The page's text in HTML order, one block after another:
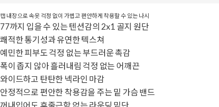
캡 내장으로 속옷 걱정 없이 가볍고 편안하게 착용할 수 있는 나시
77까지 입을 수 있는 텐션감의 2x1 골지 원단
쾌적한 통기성과 유연한 텍스쳐
예민한 피부도 걱정 없는 부드러운 촉감
폭이 좁지 않아 흘러내림 걱정 없는 어깨끈
와이드하고 탄탄한 넥라인 마감
안정적으로 편안한 착용감을 주는 밑 가슴 밴드